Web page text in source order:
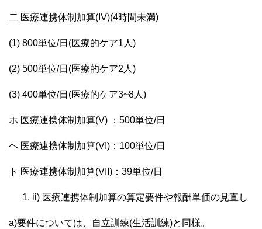
二 医療連携体制加算(IV)(4時間未満)
(1) 800単位/日(医療的ケア1人)
(2) 500単位/日(医療的ケア2人)
(3) 400単位/日(医療的ケア3~8人)
ホ 医療連携体制加算(V) ：500単位/日
ヘ 医療連携体制加算(VI)：100単位/日
ト 医療連携体制加算(VII)：39単位/日
ii) 医療連携体制加算の算定要件や報酬単価の見直し
a)要件については、自立訓練(生活訓練)と同様。